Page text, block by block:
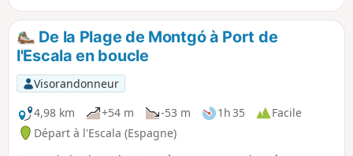
un territoire où la nature se déploie
dans toute sa grandeur sauvage et
indomptée. Petit à petit, la randonnée
se transforme en un voyage où la
douceur de la côte laisse place à une
austérité presque intimidante. Le sol
rocailleux, tapissé d’une végétation
basse et piquante, résiste à chaque
foulée. Les falaises abruptes plongent
De la Plage de Montgó à Port de
l'Escala en boucle
Visorandonneur
4,98 km
+54 m -53 m 1h 35
Facile
Départ à l'Escala (Espagne)